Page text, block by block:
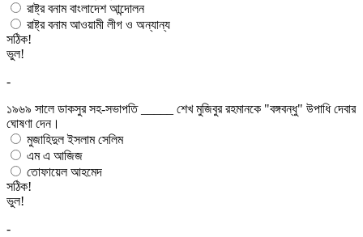
রাষ্ট্র বনাম বাংলাদেশ আন্দোলন
রাষ্ট্র বনাম আওয়ামী লীগ ও অন্যান্য
সঠিক!
ভুল!
-
১৯৬৯ সালে ডাকসুর সহ-সভাপতি _____ শেখ মুজিবুর রহমানকে "বঙ্গবন্ধু" উপাধি দেবার
ঘোষণা দেন।
মুজাহিদুল ইসলাম সেলিম
এম এ আজিজ
তোফায়েল আহমেদ
সঠিক!
ভুল!
-